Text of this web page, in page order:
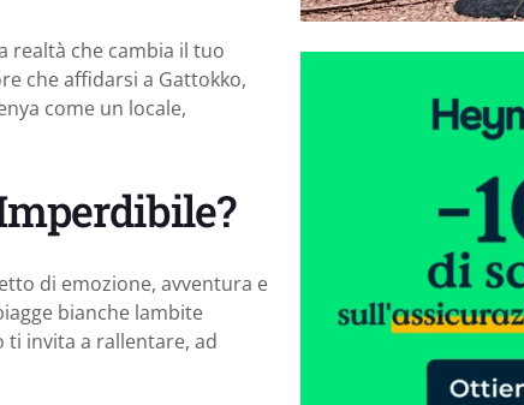
realtà che cambia il tuo
che affidarsi a Gattokko,
come un locale,
di emozione, avventura e
bianche lambite
ti invita a rallentare, ad